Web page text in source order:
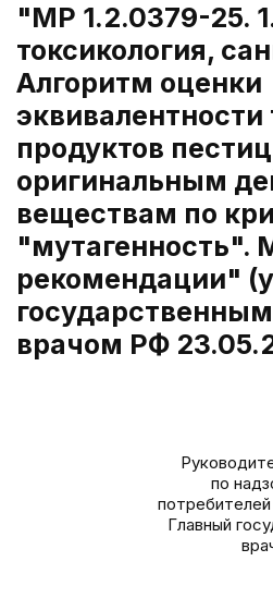
"МР 1.2.0379-25.
токсикология,
Алгоритм оценки
эквивалентности
продуктов
оригинальным
веществам по
"мутагенность".
рекомендации"
врачом РФ
по
потребителей
Главный